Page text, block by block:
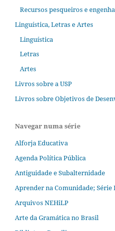
Recursos pesqueiros e
Linguística, Letras e Artes
Linguística
Letras
Artes
Livros sobre a USP
Livros sobre Objetivos de
Navegar numa série
Alforja Educativa
Agenda Política Pública
Antiguidade e Subalternidade
Aprender na Comunidade; Série
Arquivos NEHiLP
Arte da Gramática no Brasil